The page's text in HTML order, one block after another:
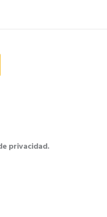
privacidad.